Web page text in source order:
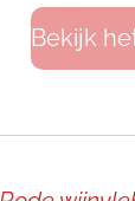
Bekijk